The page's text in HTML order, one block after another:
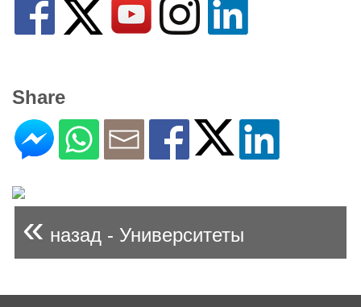
Share
« назад - Университеты